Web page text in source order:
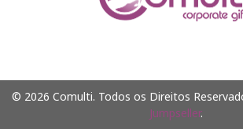
© 2026 Comulti. Todos os Direitos
Jumpseller.